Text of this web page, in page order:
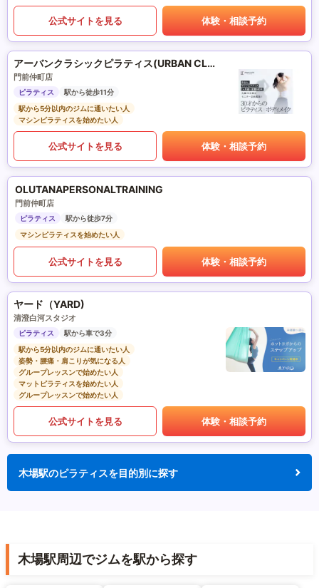
公式サイトを見る 体験・相談予約
アーバンクラシックピラティス(URBAN CLASSIC PILATES)
門前仲町店
ピラティス
駅から徒歩11分
駅から5分以内のジムに通いたい人
マシンピラティスを始めたい人
公式サイトを見る 体験・相談予約
OLUTANAPERSONALTRAINING
門前仲町店
ピラティス
駅から徒歩7分
マシンピラティスを始めたい人
公式サイトを見る 体験・相談予約
ヤード（YARD)
清澄白河スタジオ
ピラティス
駅から車で3分
駅から5分以内のジムに通いたい人
姿勢・腰痛・肩こりが気になる人
グループレッスンで始めたい人
マットピラティスを始めたい人
グループレッスンで始めたい人
公式サイトを見る 体験・相談予約
木場駅のピラティスを目的別に探す
木場駅周辺でジムを駅から探す